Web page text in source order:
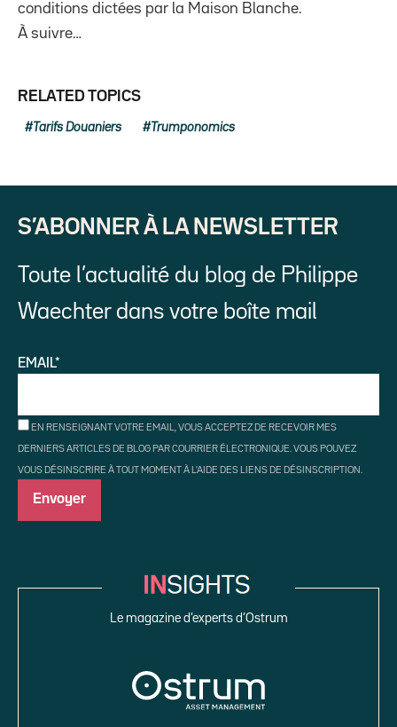
conditions dictées par la Maison Blanche.
À suivre…
RELATED TOPICS
Tarifs Douaniers Trumponomics
S’ABONNER À LA NEWSLETTER
Toute l’actualité du blog de Philippe
Waechter dans votre boîte mail
EMAIL*
EN RENSEIGNANT VOTRE EMAIL, VOUS ACCEPTEZ DE RECEVOIR MES
DERNIERS ARTICLES DE BLOG PAR COURRIER ÉLECTRONIQUE. VOUS POUVEZ
VOUS DÉSINSCRIRE À TOUT MOMENT À L'AIDE DES LIENS DE DÉSINSCRIPTION.
Le magazine d’experts d’Ostrum